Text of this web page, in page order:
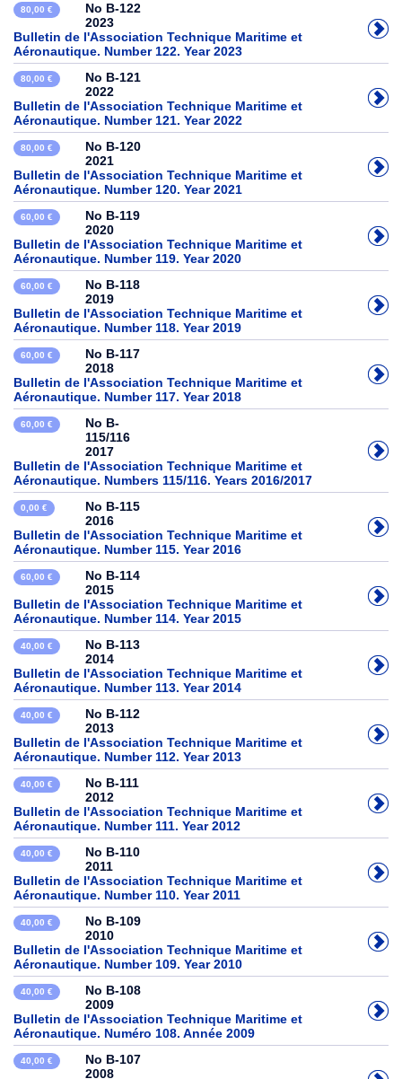
80,00 €
No B-122
2023
Bulletin de l'Association Technique Maritime et
Aéronautique. Number 122. Year 2023
80,00 €
No B-121
2022
Bulletin de l'Association Technique Maritime et
Aéronautique. Number 121. Year 2022
80,00 €
No B-120
2021
Bulletin de l'Association Technique Maritime et
Aéronautique. Number 120. Year 2021
60,00 €
No B-119
2020
Bulletin de l'Association Technique Maritime et
Aéronautique. Number 119. Year 2020
60,00 €
No B-118
2019
Bulletin de l'Association Technique Maritime et
Aéronautique. Number 118. Year 2019
60,00 €
No B-117
2018
Bulletin de l'Association Technique Maritime et
Aéronautique. Number 117. Year 2018
60,00 €
No B-
115/116
2017
Bulletin de l'Association Technique Maritime et
Aéronautique. Numbers 115/116. Years 2016/2017
0,00 €
No B-115
2016
Bulletin de l'Association Technique Maritime et
Aéronautique. Number 115. Year 2016
60,00 €
No B-114
2015
Bulletin de l'Association Technique Maritime et
Aéronautique. Number 114. Year 2015
40,00 €
No B-113
2014
Bulletin de l'Association Technique Maritime et
Aéronautique. Number 113. Year 2014
40,00 €
No B-112
2013
Bulletin de l'Association Technique Maritime et
Aéronautique. Number 112. Year 2013
40,00 €
No B-111
2012
Bulletin de l'Association Technique Maritime et
Aéronautique. Number 111. Year 2012
40,00 €
No B-110
2011
Bulletin de l'Association Technique Maritime et
Aéronautique. Number 110. Year 2011
40,00 €
No B-109
2010
Bulletin de l'Association Technique Maritime et
Aéronautique. Number 109. Year 2010
40,00 €
No B-108
2009
Bulletin de l'Association Technique Maritime et
Aéronautique. Numéro 108. Année 2009
40,00 €
No B-107
2008